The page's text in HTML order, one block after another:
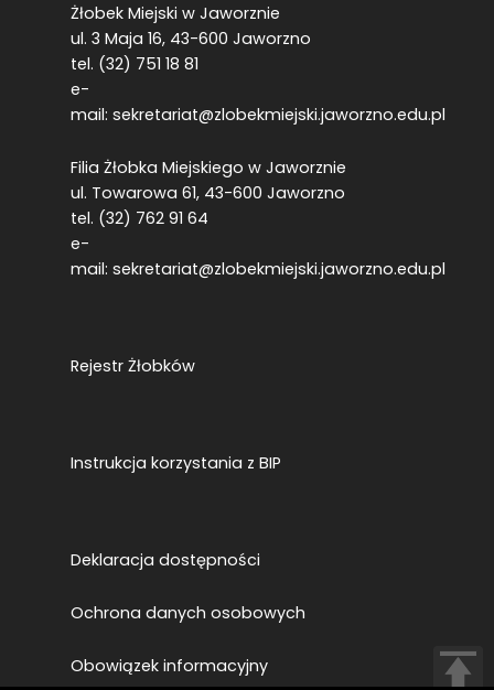
Żłobek Miejski w Jaworznie
ul. 3 Maja 16, 43-600 Jaworzno
tel. (32) 751 18 81
e-
mail: sekretariat@zlobekmiejski.jaworzno.edu.pl
Filia Żłobka Miejskiego w Jaworznie
ul. Towarowa 61, 43-600 Jaworzno
tel. (32) 762 91 64
e-
mail: sekretariat@zlobekmiejski.jaworzno.edu.pl
Rejestr Żłobków
Instrukcja korzystania z BIP
Deklaracja dostępności
Ochrona danych osobowych
Obowiązek informacyjny